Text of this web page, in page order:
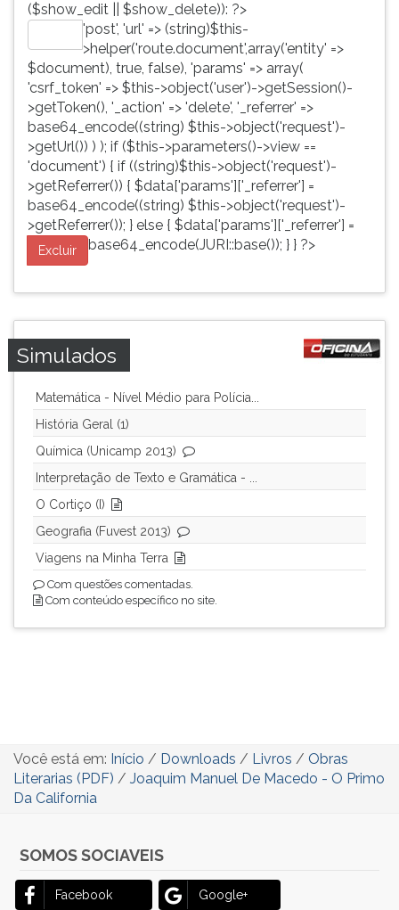
($show_edit || $show_delete)): ?>
'post', 'url' => (string)$this-
>helper('route.document',array('entity' =>
$document), true, false), 'params' => array(
'csrf_token' => $this->object('user')->getSession()-
>getToken(), '_action' => 'delete', '_referrer' =>
base64_encode((string) $this->object('request')-
>getUrl()) ) ); if ($this->parameters()->view ==
'document') { if ((string)$this->object('request')-
>getReferrer()) { $data['params']['_referrer'] =
base64_encode((string) $this->object('request')-
>getReferrer()); } else { $data['params']['_referrer'] =
base64_encode(JURI::base()); } } ?>
Excluir
Simulados
Matemática - Nível Médio para Polícia...
História Geral (1)
Química (Unicamp 2013)
Interpretação de Texto e Gramática - ...
O Cortiço (I)
Geografia (Fuvest 2013)
Viagens na Minha Terra
Com questões comentadas.
Com conteúdo específico no site.
Você está em: Início / Downloads / Livros / Obras
Literarias (PDF) / Joaquim Manuel De Macedo - O Primo
Da California
SOMOS SOCIAVEIS
Facebook Google+